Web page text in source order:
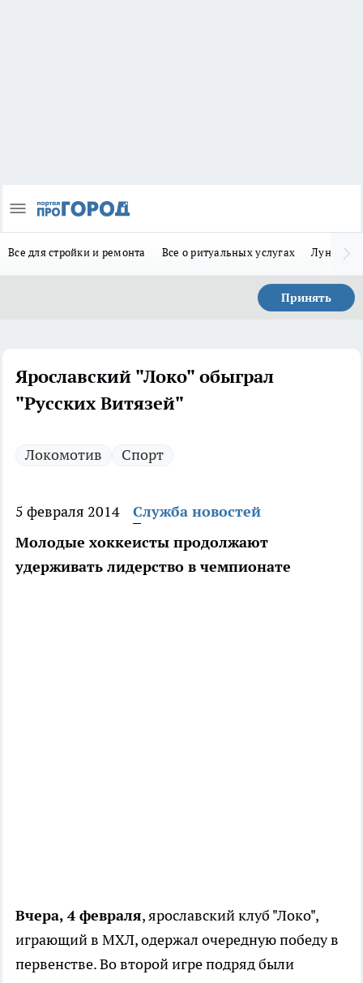
Все для стройки и ремонта Все о ритуальных услугах Лунно-
Принять
Ярославский "Локо" обыграл
"Русских Витязей"
Локомотив Спорт
5 февраля 2014
Служба новостей
Молодые хоккеисты продолжают
удерживать лидерство в чемпионате
Вчера, 4 февраля, ярославский клуб "Локо",
играющий в МХЛ, одержал очередную победу в
первенстве. Во второй игре подряд были